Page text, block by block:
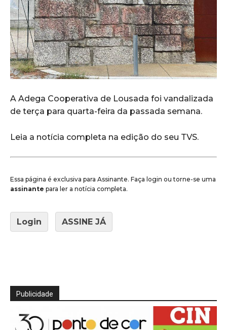
A Adega Cooperativa de Lousada foi vandalizada
de terça para quarta-feira da passada semana.
Leia a notícia completa na edição do seu TVS.
Essa página é exclusiva para Assinante. Faça login ou torne-se uma
assinante para ler a notícia completa.
Login ASSINE JÁ
Publicidade